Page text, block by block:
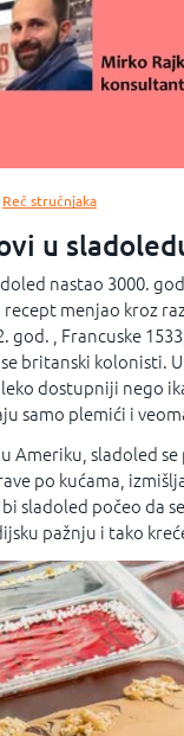
Reč stručnjaka
u
nastao 3000.
menjao kroz
god. , Francuske
britanski kolonisti.
dostupniji nego
samo plemići i
Ameriku, sladoled
po kućama,
sladoled počeo da
pažnju i tako